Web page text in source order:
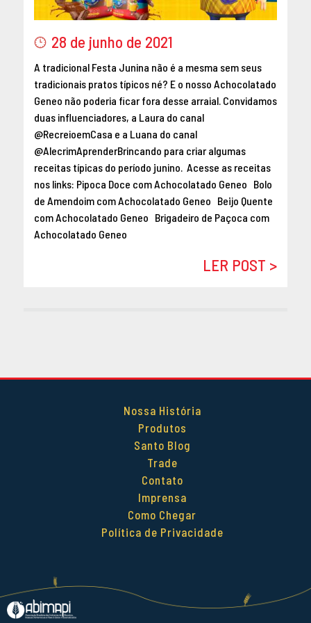
MAIO 2016
MARÇO 2016
FEVEREIRO 2016
JANEIRO 2016
NOVEMBRO 2015
OUTUBRO 2015
SETEMBRO 2015
AGOSTO 2015
JULHO 2015
JUNHO 2015
AGOSTO 2014
ABRIL 2014
28 de junho de 2021
A tradicional Festa Junina não é a mesma sem seus
tradicionais pratos típicos né? E o nosso Achocolatado
Geneo não poderia ficar fora desse arraial. Convidamos
duas influenciadores, a Laura do canal
@RecreioemCasa e a Luana do canal
@AlecrimAprenderBrincando para criar algumas
receitas típicas do período junino. Acesse as receitas
nos links: Pipoca Doce com Achocolatado Geneo Bolo
de Amendoim com Achocolatado Geneo Beijo Quente
com Achocolatado Geneo Brigadeiro de Paçoca com
Achocolatado Geneo
LER POST >
Nossa História
Produtos
Santo Blog
Trade
Contato
Imprensa
Como Chegar
Política de Privacidade